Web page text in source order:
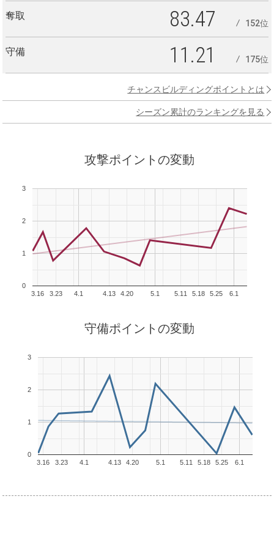
奪取 83.47 152位
守備 11.21 175位
チャンスビルディングポイントとは
シーズン累計のランキングを見る
攻撃ポイントの変動
4.1 5.1 6.1
3.16 3.23 4.13 4.20 5.11 5.18 5.25
0
1
2
3
守備ポイントの変動
4.1 5.1 6.1
3.16 3.23 4.13 4.20 5.11 5.18 5.25
0
1
2
3